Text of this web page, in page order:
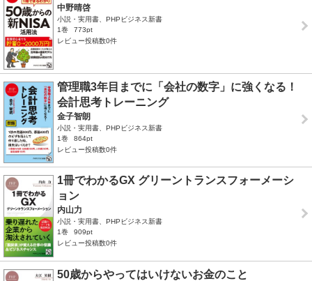
中野晴啓
小説・実用書、PHPビジネス新書
1巻
773pt
レビュー投稿数0件
管理職3年目までに「会社の数字」に強くなる！
会計思考トレーニング
金子智朗
小説・実用書、PHPビジネス新書
1巻
864pt
レビュー投稿数0件
1冊でわかるGX グリーントランスフォーメーシ
ョン
内山力
小説・実用書、PHPビジネス新書
1巻
909pt
レビュー投稿数0件
50歳からやってはいけないお金のこと